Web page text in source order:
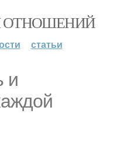
ОТНОШЕНИЙ
статьи
и